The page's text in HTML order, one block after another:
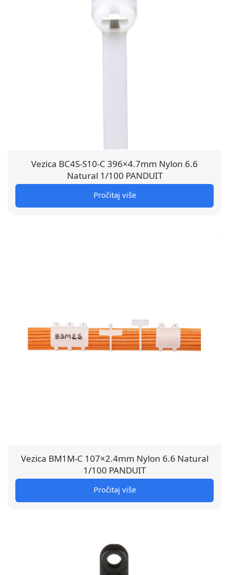
Vezica BC4S-S10-C 396×4.7mm Nylon 6.6
Natural 1/100 PANDUIT
Pročitaj više
Vezica BM1M-C 107×2.4mm Nylon 6.6 Natural
1/100 PANDUIT
Pročitaj više